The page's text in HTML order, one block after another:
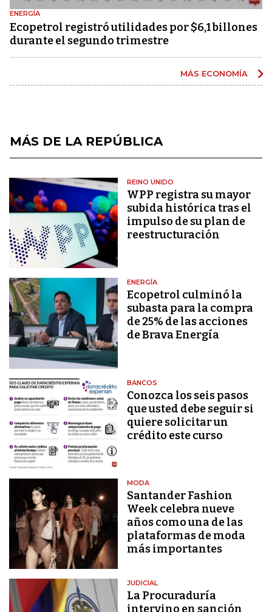
ENERGÍA
Ecopetrol registró utilidades por $6,1 billones
durante el segundo trimestre
MÁS ECONOMÍA
MÁS DE LA REPÚBLICA
REINO UNIDO
WPP registra su mayor
subida histórica tras el
impulso de su plan de
reestructuración
ENERGÍA
Ecopetrol culminó la
subasta para la compra
de 25% de las acciones
de Brava Energía
BANCOS
Conozca los seis pasos
que usted debe seguir si
quiere solicitar un
crédito este curso
MODA
Santander Fashion
Week celebra nueve
años como una de las
plataformas de moda
más importantes
JUDICIAL
La Procuraduría
intervino en sanción